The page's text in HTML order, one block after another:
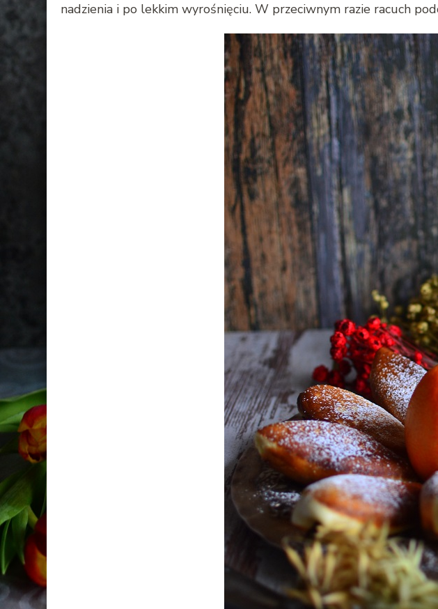
nadzienia i po lekkim wyrośnięciu. W przeciwnym razie racuch